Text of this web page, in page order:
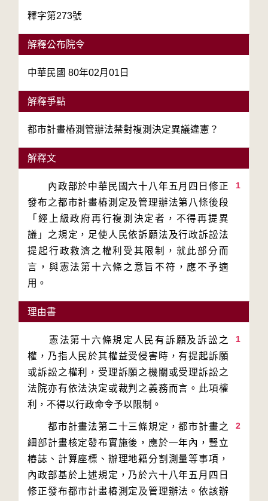
釋字第273號
解釋公布院令
中華民國 80年02月01日
解釋爭點
都市計畫樁測管辦法禁對複測決定異議違憲？
解釋文
1
內政部於中華民國六十八年五月四日修正
發布之都市計畫樁測定及管理辦法第八條後段
「經上級政府再行複測決定者，不得再提異
議」之規定，足使人民依訴願法及行政訴訟法
提起行政救濟之權利受其限制，就此部分而
言，與憲法第十六條之意旨不符，應不予適
用。
理由書
1
憲法第十六條規定人民有訴願及訴訟之
權，乃指人民於其權益受侵害時，有提起訴願
或訴訟之權利，受理訴願之機關或受理訴訟之
法院亦有依法決定或裁判之義務而言。此項權
2
都市計畫法第二十三條規定，都市計畫之
細部計畫核定發布實施後，應於一年內，豎立
樁誌、計算座標、辦理地籍分割測量等事項，
內政部基於上述規定，乃於六十八年五月四日
修正發布都市計畫樁測定及管理辦法。依該辦